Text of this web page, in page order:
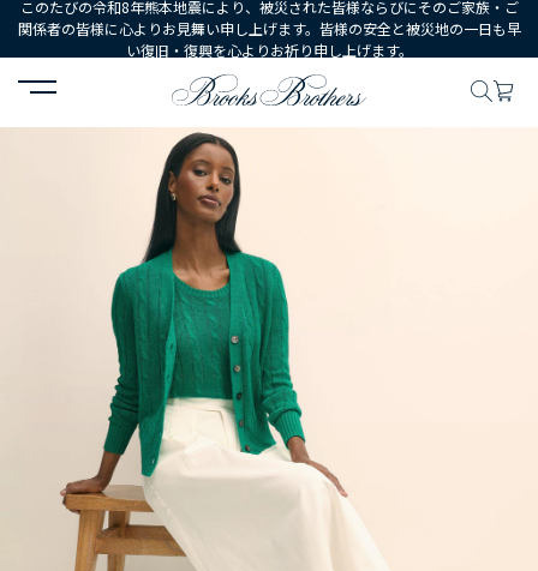
このたびの令和8年熊本地震により、被災された皆様ならびにそのご家族・ご
関係者の皆様に心よりお見舞い申し上げます。皆様の安全と被災地の一日も早
い復旧・復興を心よりお祈り申し上げます。
HOME ウェア トップス セーター リネン ケーブ